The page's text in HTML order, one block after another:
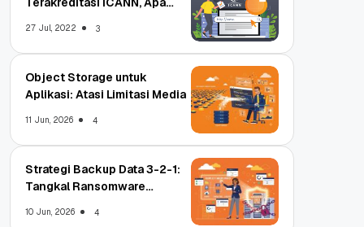
27 Jul, 2022 3
Object Storage untuk
Aplikasi: Atasi Limitasi Media
11 Jun, 2026 4
Strategi Backup Data 3-2-1:
Tangkal Ransomware
10 Jun, 2026 4